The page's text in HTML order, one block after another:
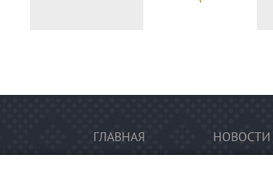
ГЛАВНАЯ НОВОСТИ